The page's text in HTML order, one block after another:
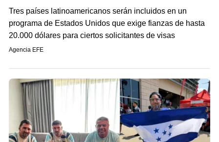
Tres países latinoamericanos serán incluidos en un
programa de Estados Unidos que exige fianzas de hasta
20.000 dólares para ciertos solicitantes de visas
Agencia EFE